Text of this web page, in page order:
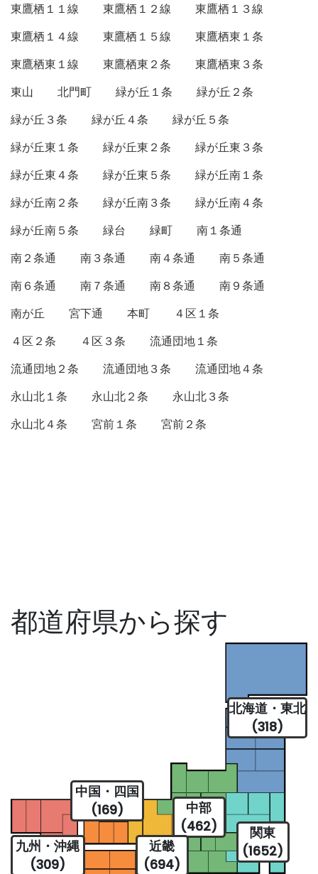
東鷹栖１１線
東鷹栖１２線
東鷹栖１３線
東鷹栖１４線
東鷹栖１５線
東鷹栖東１条
東鷹栖東１線
東鷹栖東２条
東鷹栖東３条
東山
北門町 緑が丘１条
緑が丘２条
緑が丘３条
緑が丘４条
緑が丘５条
緑が丘東１条
緑が丘東２条
緑が丘東３条
緑が丘東４条
緑が丘東５条
緑が丘南１条
緑が丘南２条
緑が丘南３条
緑が丘南４条
緑が丘南５条
緑台 緑町
南１条通
南２条通
南３条通 南４条通
南５条通
南６条通
南７条通 南８条通
南９条通
南が丘
宮下通 本町
４区１条
４区２条
４区３条
流通団地１条
流通団地２条
流通団地３条
流通団地４条
永山北１条
永山北２条
永山北３条
永山北４条
宮前１条 宮前２条
都道府県から探す
北海道・東北
(318)
関東
(1652)
中部
(462)
近畿
(694)
中国・四国
(169)
九州・沖縄
(309)